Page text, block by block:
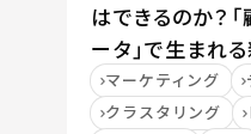
はできるのか？
ータ」で生まれ
マーケティング
クラスタリング